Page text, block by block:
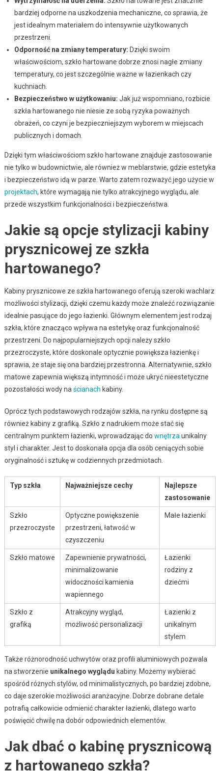
bardziej odporne na uszkodzenia mechaniczne, co sprawia, że
jest idealnym materiałem do intensywnie użytkowanych
przestrzeni.
Odporność na zmiany temperatury: Dzięki swoim
właściwościom, szkło hartowane dobrze znosi nagłe zmiany
temperatury, co jest szczególnie ważne w łazienkach czy
kuchniach.
Bezpieczeństwo w użytkowaniu: Jak już wspomniano, rozbicie
szkła hartowanego nie niesie ze sobą ryzyka poważnych
obrażeń, co czyni je bezpieczniejszym wyborem w miejscach
publicznych i domach.
Dzięki tym właściwościom szkło hartowane znajduje zastosowanie
nie tylko w budownictwie, ale również w meblarstwie, gdzie estetyka
i bezpieczeństwo idą w parze. Warto zatem rozważyć jego użycie w
projektach, które wymagają nie tylko atrakcyjnego wyglądu, ale
przede wszystkim funkcjonalności i bezpieczeństwa.
Jakie są opcje stylizacji kabiny
prysznicowej ze szkła
hartowanego?
Kabiny prysznicowe ze szkła hartowanego oferują szeroki wachlarz
możliwości stylizacji, dzięki czemu każdy może znaleźć rozwiązanie
idealnie pasujące do jego łazienki. Głównym elementem jest rodzaj
szkła, które znacząco wpływa na estetykę oraz funkcjonalność
przestrzeni. Do najpopularniejszych opcji należy szkło
przezroczyste, które doskonale optycznie powiększa łazienkę i
sprawia, że staje się ona bardziej przestronna. Alternatywnie, szkło
matowe zapewnia większą intymność i może ukryć nieestetyczne
pozostałości wody na ścianach kabiny.
Oprócz tych podstawowych rodzajów szkła, na rynku dostępne są
również kabiny z grafiką. Szkło z nadrukiem może stać się
centralnym punktem łazienki, wprowadzając do wnętrza unikalny
styl i charakter. Jest to doskonała opcja dla osób ceniących sobie
oryginalność i sztukę w codziennych przedmiotach.
Typ szkła Najważniejsze cechy
Najlepsze
zastosowanie
Szkło
przezroczyste
Optyczne powiększenie
przestrzeni, łatwość w
czyszczeniu
Małe łazienki
Szkło matowe
Zapewnienie prywatności,
minimalizowanie
widoczności kamienia
wapiennego
Łazienki
rodziny z
dziećmi
Szkło z
grafiką
Atrakcyjny wygląd,
możliwość personalizacji
Łazienki z
unikalnym
stylem
Także różnorodność uchwytów oraz profili aluminiowych pozwala
na stworzenie unikalnego wyglądu kabiny. Możemy wybierać
spośród różnych stylów, od minimalistycznych, po bardziej zdobne,
co daje szerokie możliwości aranżacyjne. Dobrze dobrane detale
potrafią całkowicie odmienić charakter łazienki, dlatego warto
poświęcić chwilę na dobór odpowiednich elementów.
Jak dbać o kabinę prysznicową
z hartowanego szkła?